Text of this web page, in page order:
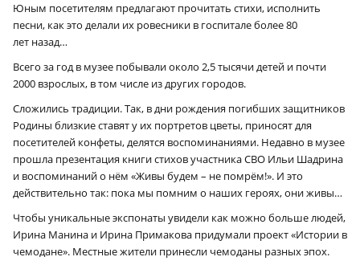
Юным посетителям предлагают прочитать стихи, исполнить
песни, как это делали их ровесники в госпитале более 80
лет назад…
Всего за год в музее побывали около 2,5 тысячи детей и почти
2000 взрослых, в том числе из других городов.
Сложились традиции. Так, в дни рождения погибших защитников
Родины близкие ставят у их портретов цветы, приносят для
посетителей конфеты, делятся воспоминаниями. Недавно в музее
прошла презентация книги стихов участника СВО Ильи Шадрина
и воспоминаний о нём «Живы будем – не помрём!». И это
действительно так: пока мы помним о наших героях, они живы…
Чтобы уникальные экспонаты увидели как можно больше людей,
Ирина Манина и Ирина Примакова придумали проект «Истории в
чемодане». Местные жители принесли чемоданы разных эпох.